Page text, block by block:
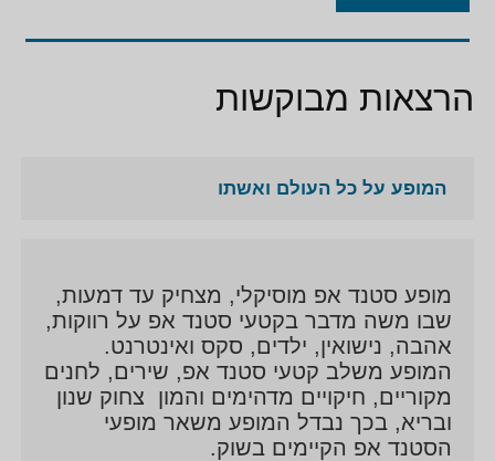
הרצאות מבוקשות
המופע על כל העולם ואשתו
מופע סטנד אפ מוסיקלי, מצחיק עד דמעות,
שבו משה מדבר בקטעי סטנד אפ על רווקות,
אהבה, נישואין, ילדים, סקס ואינטרנט.
המופע משלב קטעי סטנד אפ, שירים, לחנים
מקוריים, חיקויים מדהימים והמון צחוק שנון
ובריא, בכך נבדל המופע משאר מופעי
הסטנד אפ הקיימים בשוק.